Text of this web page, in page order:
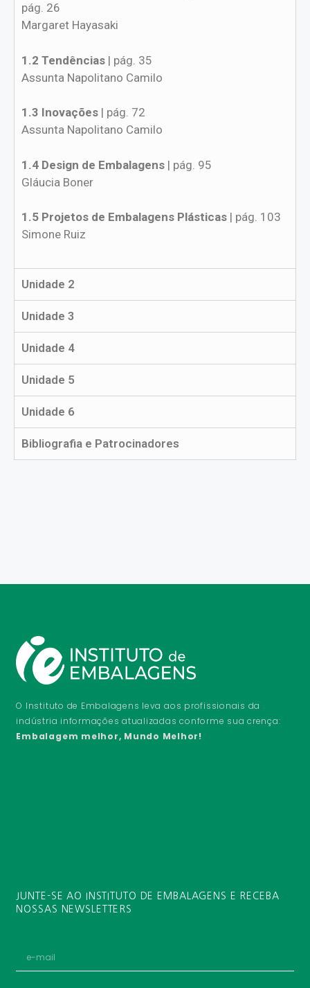
pág. 26
Margaret Hayasaki
1.2 Tendências | pág. 35
Assunta Napolitano Camilo
1.3 Inovações | pág. 72
Assunta Napolitano Camilo
1.4 Design de Embalagens | pág. 95
Gláucia Boner
1.5 Projetos de Embalagens Plásticas | pág. 103
Simone Ruiz
Unidade 2
Unidade 3
Unidade 4
Unidade 5
Unidade 6
Bibliografia e Patrocinadores
O Instituto de Embalagens leva aos profissionais da
indústria informações atualizadas conforme sua crença:
Embalagem melhor, Mundo Melhor!
JUNTE-SE AO INSTITUTO DE EMBALAGENS E RECEBA
NOSSAS NEWSLETTERS